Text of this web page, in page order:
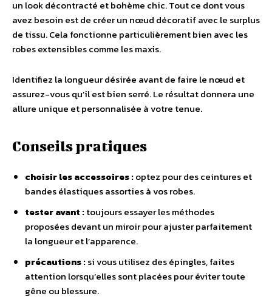
un look décontracté et bohème chic. Tout ce dont vous
avez besoin est de créer un nœud décoratif avec le surplus
de tissu. Cela fonctionne particulièrement bien avec les
robes extensibles comme les maxis.
Identifiez la longueur désirée avant de faire le nœud et
assurez-vous qu’il est bien serré. Le résultat donnera une
allure unique et personnalisée à votre tenue.
Conseils pratiques
choisir les accessoires :optez pour des ceintures et
bandes élastiques assorties à vos robes.
tester avant :toujours essayer les méthodes
proposées devant un miroir pour ajuster parfaitement
la longueur et l’apparence.
précautions :si vous utilisez des épingles, faites
attention lorsqu’elles sont placées pour éviter toute
gêne ou blessure.